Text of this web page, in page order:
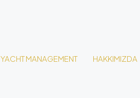
YACHT MANAGEMENT HAKKIMIZDA